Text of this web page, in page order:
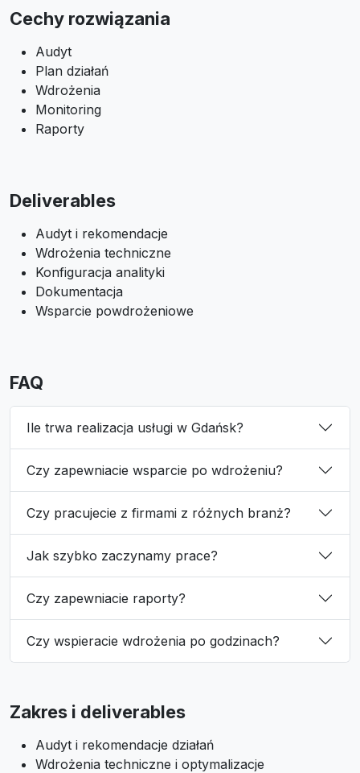
Cechy rozwiązania
Audyt
Plan działań
Wdrożenia
Monitoring
Raporty
Deliverables
Audyt i rekomendacje
Wdrożenia techniczne
Konfiguracja analityki
Dokumentacja
Wsparcie powdrożeniowe
FAQ
Ile trwa realizacja usługi w Gdańsk?
Czy zapewniacie wsparcie po wdrożeniu?
Czy pracujecie z firmami z różnych branż?
Jak szybko zaczynamy prace?
Czy zapewniacie raporty?
Czy wspieracie wdrożenia po godzinach?
Zakres i deliverables
Audyt i rekomendacje działań
Wdrożenia techniczne i optymalizacje